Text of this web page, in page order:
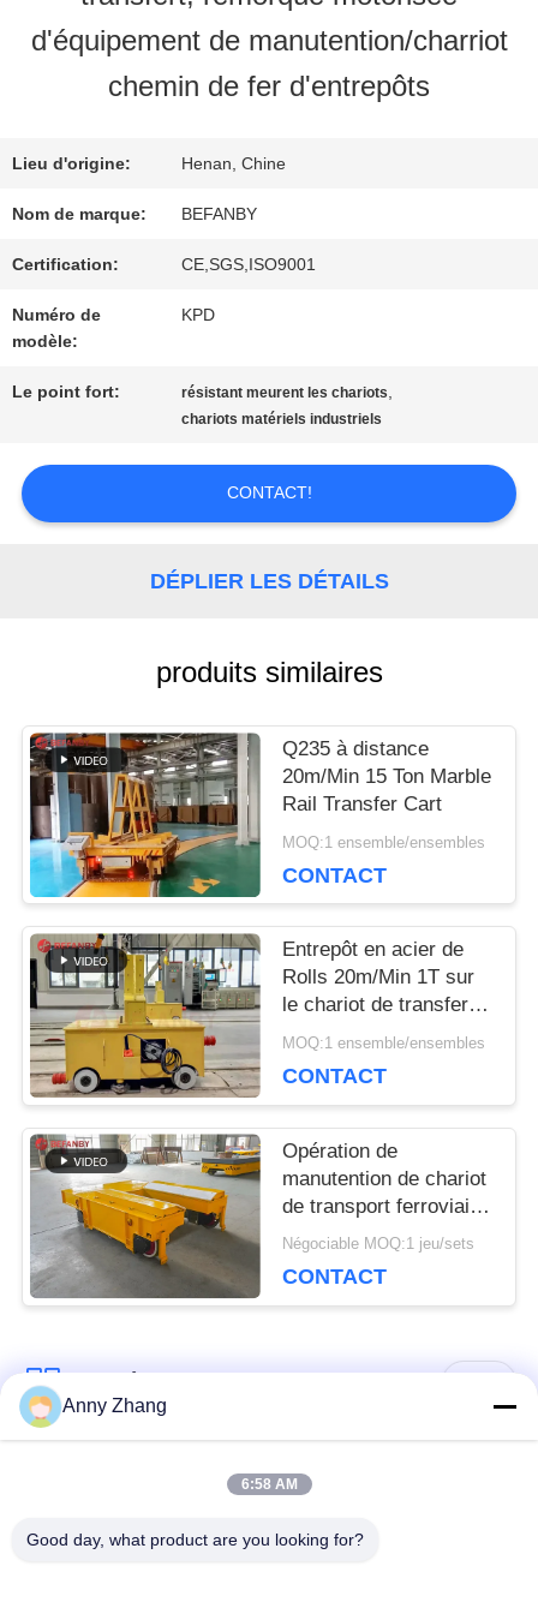
VISITE
D'USINE
CONTRÔLE
DE
QUALITÉ
NOUVELLES
PLAN
DU
SITE
PRIVACY
POLICY
d'équipement de manutention/charriot
chemin de fer d'entrepôts
Lieu d'origine: Henan, Chine
Nom de marque: BEFANBY
Certification: CE,SGS,ISO9001
Numéro de
modèle:
KPD
Le point fort: résistant meurent les chariots,
chariots matériels industriels
CONTACT!
DÉPLIER LES DÉTAILS
produits similaires
Q235 à distance
20m/Min 15 Ton Marble
Rail Transfer Cart
MOQ:1 ensemble/ensembles
CONTACT
Entrepôt en acier de
Rolls 20m/Min 1T sur
le chariot de transfert
de rail
MOQ:1 ensemble/ensembles
CONTACT
Opération de
manutention de chariot
de transport ferroviaire
basse tension pour le
Négociable MOQ:1 jeu/sets
CONTACT
Catégories populaires
chariot sans rail de
Anny Zhang
6:58 AM
Good day, what product are you looking for?